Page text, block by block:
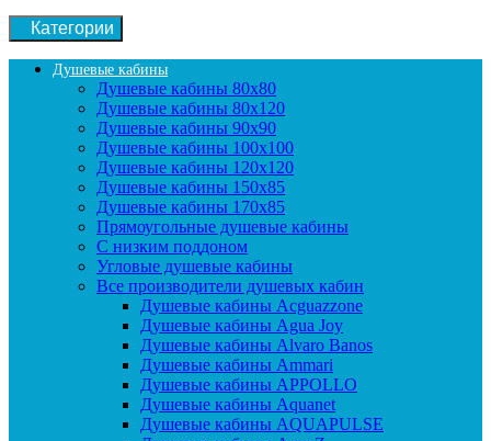
Категории
Душевые кабины
Душевые кабины 80x80
Душевые кабины 80x120
Душевые кабины 90х90
Душевые кабины 100x100
Душевые кабины 120x120
Душевые кабины 150x85
Душевые кабины 170x85
Прямоугольные душевые кабины
С низким поддоном
Угловые душевые кабины
Все производители душевых кабин
Душевые кабины Acguazzone
Душевые кабины Agua Joy
Душевые кабины Alvaro Banos
Душевые кабины Ammari
Душевые кабины APPOLLO
Душевые кабины Aquanet
Душевые кабины AQUAPULSE